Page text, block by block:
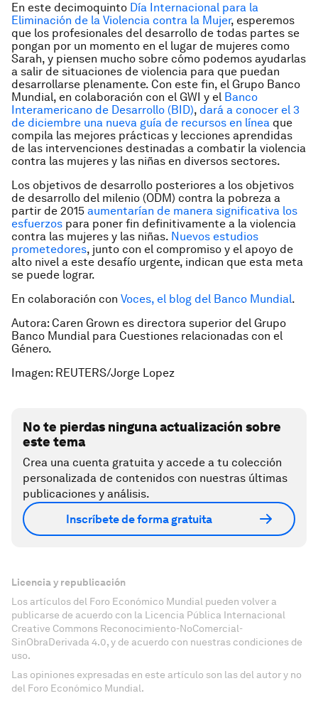
En este decimoquinto Día Internacional para la
Eliminación de la Violencia contra la Mujer, esperemos
que los profesionales del desarrollo de todas partes se
pongan por un momento en el lugar de mujeres como
Sarah, y piensen mucho sobre cómo podemos ayudarlas
a salir de situaciones de violencia para que puedan
desarrollarse plenamente. Con este fin, el Grupo Banco
Mundial, en colaboración con el GWI y el Banco
Interamericano de Desarrollo (BID), dará a conocer el 3
de diciembre una nueva guía de recursos en línea que
compila las mejores prácticas y lecciones aprendidas
de las intervenciones destinadas a combatir la violencia
contra las mujeres y las niñas en diversos sectores.
Los objetivos de desarrollo posteriores a los objetivos
de desarrollo del milenio (ODM) contra la pobreza a
partir de 2015 aumentarían de manera significativa los
esfuerzos para poner fin definitivamente a la violencia
contra las mujeres y las niñas. Nuevos estudios
prometedores, junto con el compromiso y el apoyo de
alto nivel a este desafío urgente, indican que esta meta
se puede lograr.
En colaboración con Voces, el blog del Banco Mundial.
Autora: Caren Grown es directora superior del Grupo
Banco Mundial para Cuestiones relacionadas con el
Género.
Imagen: REUTERS/Jorge Lopez
No te pierdas ninguna actualización sobre
este tema
Crea una cuenta gratuita y accede a tu colección
personalizada de contenidos con nuestras últimas
publicaciones y análisis.
Inscríbete de forma gratuita
Licencia y republicación
Los artículos del Foro Económico Mundial pueden volver a
publicarse de acuerdo con la Licencia Pública Internacional
Creative Commons Reconocimiento-NoComercial-
SinObraDerivada 4.0, y de acuerdo con nuestras condiciones de
uso.
Las opiniones expresadas en este artículo son las del autor y no
del Foro Económico Mundial.